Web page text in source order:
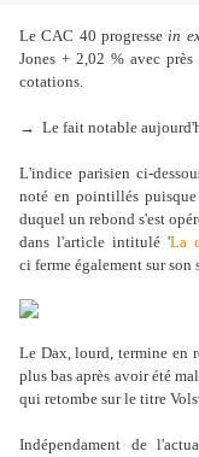
Le CAC 40 progressein
Jones + 2,02 % avec
cotations.
→ Le fait notable
L'indice parisien ci-
noté en pointillés
duquel un rebond s'est
dans l'article intitulé 'La
ci ferme également sur
Le Dax, lourd, termine en
plus bas après avoir été
qui retombe sur le titre
Indépendament de